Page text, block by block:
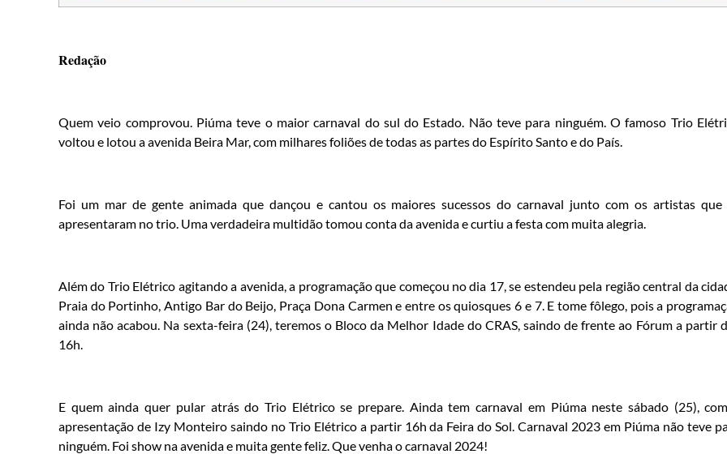
Redação
Quem veio comprovou. Piúma teve o maior carnaval do sul do Estado. Não teve para ninguém. O famoso Trio
voltou e lotou a avenida Beira Mar, com milhares foliões de todas as partes do Espírito Santo e do País.
Foi um mar de gente animada que dançou e cantou os maiores sucessos do carnaval junto com os artistas que
apresentaram no trio. Uma verdadeira multidão tomou conta da avenida e curtiu a festa com muita alegria.
Além do Trio Elétrico agitando a avenida, a programação que começou no dia 17, se estendeu pela região central da
Praia do Portinho, Antigo Bar do Beijo, Praça Dona Carmen e entre os quiosques 6 e 7. E tome fôlego, pois a
ainda não acabou. Na sexta-feira (24), teremos o Bloco da Melhor Idade do CRAS, saindo de frente ao Fórum a partir
16h.
E quem ainda quer pular atrás do Trio Elétrico se prepare. Ainda tem carnaval em Piúma neste sábado (25),
apresentação de Izy Monteiro saindo no Trio Elétrico a partir 16h da Feira do Sol. Carnaval 2023 em Piúma não teve
ninguém. Foi show na avenida e muita gente feliz. Que venha o carnaval 2024!